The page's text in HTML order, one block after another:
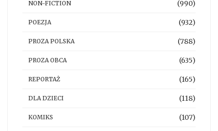
NON-FICTION (990)
POEZJA (932)
PROZA POLSKA (788)
PROZA OBCA (635)
REPORTAŻ (165)
DLA DZIECI (118)
KOMIKS (107)